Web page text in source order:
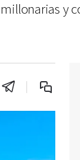
y